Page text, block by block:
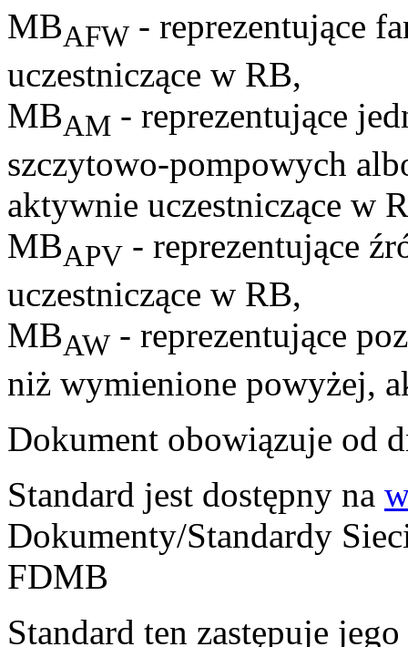
MBAFW - reprezentujące
uczestniczące w RB,
MBAM - reprezentujące
szczytowo-pompowych
aktywnie uczestniczące w
MBAPV - reprezentujące
uczestniczące w RB,
MBAW - reprezentujące
niż wymienione powyżej,
Dokument obowiązuje od
Standard jest dostępny na
Dokumenty/Standardy
FDMB
Standard ten zastępuje